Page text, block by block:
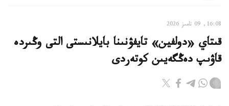
16:08, 09 تامىز 2026
قىتاي «دولفين» تايفۋنىنا بايلانىستى التى وڭىردە
قاۋىپ دەڭگەيىن كوتەردى